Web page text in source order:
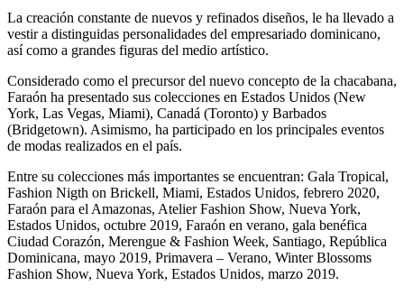
La creación constante de nuevos y refinados diseños, le ha llevado a
vestir a distinguidas personalidades del empresariado dominicano,
así como a grandes figuras del medio artístico.
Considerado como el precursor del nuevo concepto de la chacabana,
Faraón ha presentado sus colecciones en Estados Unidos (New
York, Las Vegas, Miami), Canadá (Toronto) y Barbados
(Bridgetown). Asimismo, ha participado en los principales eventos
de modas realizados en el país.
Entre su colecciones más importantes se encuentran: Gala Tropical,
Fashion Nigth on Brickell, Miami, Estados Unidos, febrero 2020,
Faraón para el Amazonas, Atelier Fashion Show, Nueva York,
Estados Unidos, octubre 2019, Faraón en verano, gala benéfica
Ciudad Corazón, Merengue & Fashion Week, Santiago, República
Dominicana, mayo 2019, Primavera – Verano, Winter Blossoms
Fashion Show, Nueva York, Estados Unidos, marzo 2019.